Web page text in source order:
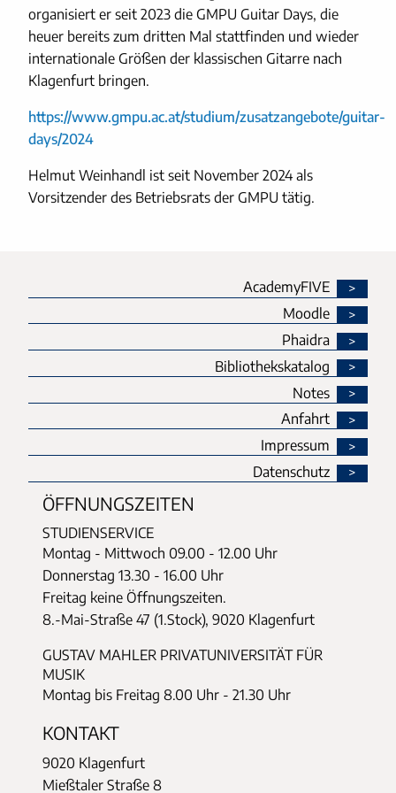
organisiert er seit 2023 die GMPU Guitar Days, die
heuer bereits zum dritten Mal stattfinden und wieder
internationale Größen der klassischen Gitarre nach
Klagenfurt bringen.
https://www.gmpu.ac.at/studium/zusatzangebote/guitar-
days/2024
Helmut Weinhandl ist seit November 2024 als
Vorsitzender des Betriebsrats der GMPU tätig.
AcademyFIVE
Moodle
Phaidra
Bibliothekskatalog
Notes
Anfahrt
Impressum
Datenschutz
ÖFFNUNGSZEITEN
STUDIENSERVICE
Montag - Mittwoch 09.00 - 12.00 Uhr
Donnerstag 13.30 - 16.00 Uhr
Freitag keine Öffnungszeiten.
8.-Mai-Straße 47 (1.Stock), 9020 Klagenfurt
GUSTAV MAHLER PRIVATUNIVERSITÄT FÜR
MUSIK
Montag bis Freitag 8.00 Uhr - 21.30 Uhr
KONTAKT
9020 Klagenfurt
Mießtaler Straße 8